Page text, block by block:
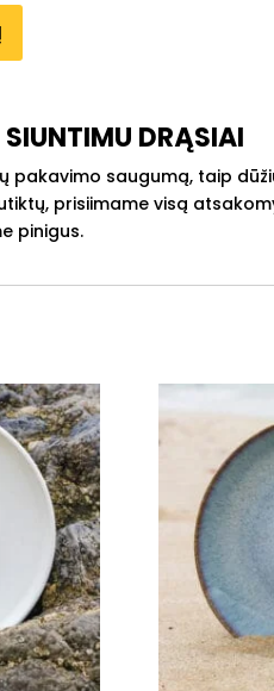
DRĄSIAI
pakavimo saugumą, taip
prisiimame visą
pinigus.